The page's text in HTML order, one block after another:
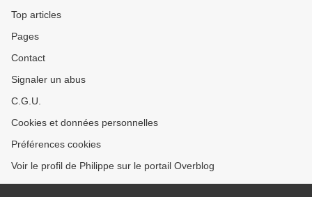
Top articles
Pages
Contact
Signaler un abus
C.G.U.
Cookies et données personnelles
Préférences cookies
Voir le profil de Philippe sur le portail Overblog